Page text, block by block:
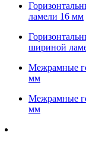
ламели 16 мм
шириной
Межрамные
мм
Межрамные
мм